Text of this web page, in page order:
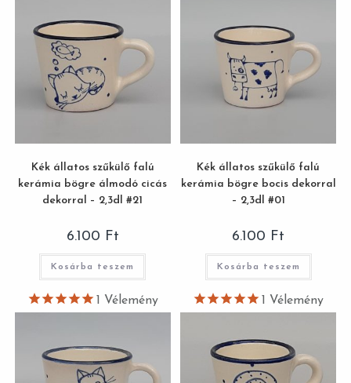
Kék állatos szűkülő falú
kerámia bögre álmodó cicás
dekorral – 2,3dl #21
6.100 Ft
Kosárba teszem
Kék állatos szűkülő falú
kerámia bögre bocis dekorral
– 2,3dl #01
6.100 Ft
Kosárba teszem
Vélemény Vélemény